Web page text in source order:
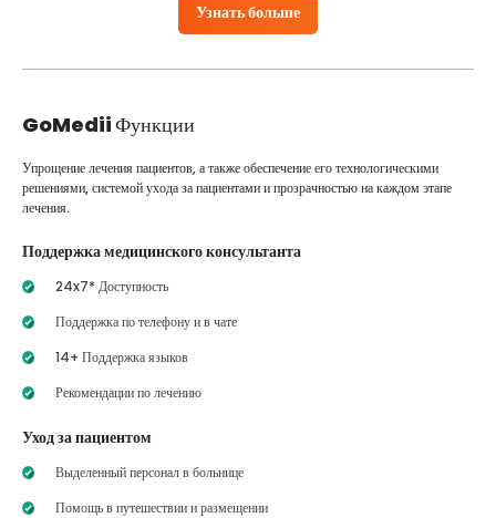
Узнать больше
GoMediiФункции
Упрощение лечения пациентов, а также обеспечение его технологическими
решениями, системой ухода за пациентами и прозрачностью на каждом этапе
лечения.
Поддержка медицинского консультанта
24x7* Доступность
Поддержка по телефону и в чате
14+ Поддержка языков
Рекомендации по лечению
Уход за пациентом
Выделенный персонал в больнице
Помощь в путешествии и размещении